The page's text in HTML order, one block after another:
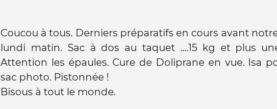
Coucou à tous. Derniers préparatifs en cours avant
lundi matin. Sac à dos au taquet ....15 kg et plus
Attention les épaules. Cure de Doliprane en vue. Isa
sac photo. Pistonnée !
Bisous à tout le monde.